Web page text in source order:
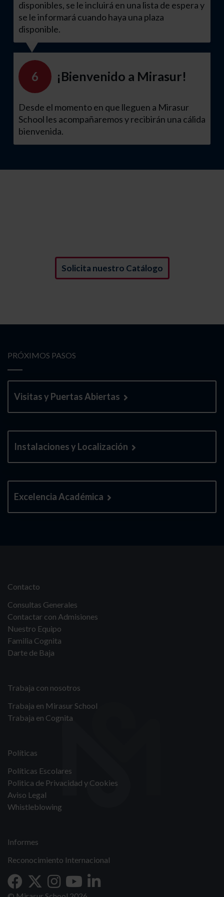
disponibles, se le incluirá en una lista de espera y
se le informará cuando haya una plaza
disponible.
6 ¡Bienvenido a Mirasur!
Desde el momento en que lleguen a Mirasur
School les acompañaremos y recibirán una cálida
bienvenida.
Solicita nuestro Catálogo
PRÓXIMOS PASOS
Visitas y Puertas Abiertas
Instalaciones y Localización
Excelencia Académica
Contacto
Consultas Generales
Contactar con Admisiones
Nuestro Equipo
Familia Cognita
Darte de Baja
Trabaja con nosotros
Trabaja en Mirasur School
Trabaja en Cognita
Políticas
Políticas Escolares
Politica de Privacidad y Cookies
Aviso Legal
Whistleblowing
Informes
Reconocimiento Internacional